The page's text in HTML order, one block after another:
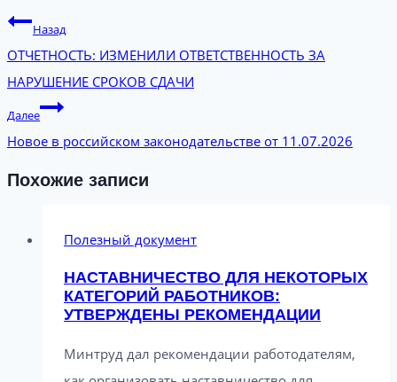
Назад
ОТЧЕТНОСТЬ: ИЗМЕНИЛИ ОТВЕТСТВЕННОСТЬ ЗА
НАРУШЕНИЕ СРОКОВ СДАЧИ
Далее
Новое в российском законодательстве от 11.07.2026
Похожие записи
Полезный документ
НАСТАВНИЧЕСТВО ДЛЯ НЕКОТОРЫХ
КАТЕГОРИЙ РАБОТНИКОВ:
УТВЕРЖДЕНЫ РЕКОМЕНДАЦИИ
Минтруд дал рекомендации работодателям,